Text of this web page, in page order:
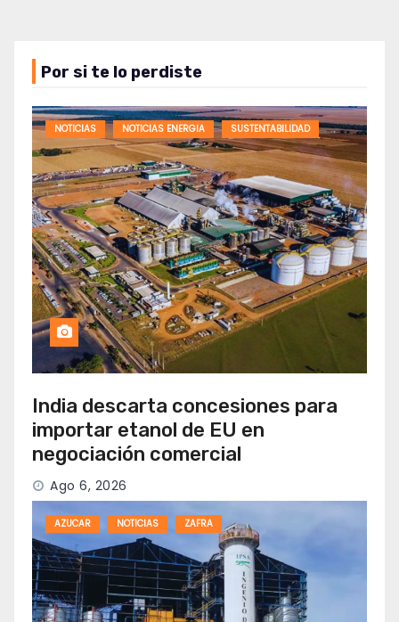
Por si te lo perdiste
NOTICIAS NOTICIAS ENERGIA SUSTENTABILIDAD
India descarta concesiones para
importar etanol de EU en
negociación comercial
Ago 6, 2026
AZUCAR NOTICIAS ZAFRA